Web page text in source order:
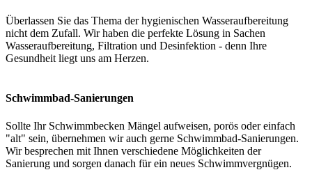
Überlassen Sie das Thema der hygienischen Wasseraufbereitung
nicht dem Zufall. Wir haben die perfekte Lösung in Sachen
Wasseraufbereitung, Filtration und Desinfektion - denn Ihre
Gesundheit liegt uns am Herzen.
Schwimmbad-Sanierungen
Sollte Ihr Schwimmbecken Mängel aufweisen, porös oder einfach
"alt" sein, übernehmen wir auch gerne Schwimmbad-Sanierungen.
Wir besprechen mit Ihnen verschiedene Möglichkeiten der
Sanierung und sorgen danach für ein neues Schwimmvergnügen.